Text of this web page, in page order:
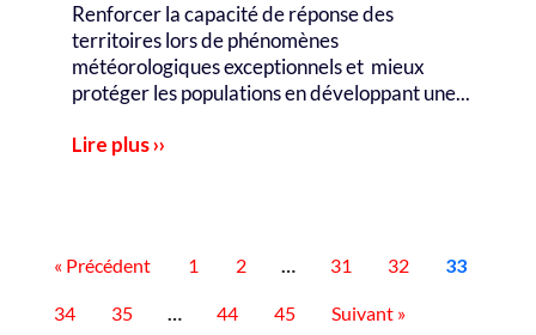
Renforcer la capacité de réponse des
territoires lors de phénomènes
météorologiques exceptionnels et mieux
protéger les populations en développant une...
Lire plus ››
« Précédent 1 2 … 31 32 33
34 35 … 44 45 Suivant »